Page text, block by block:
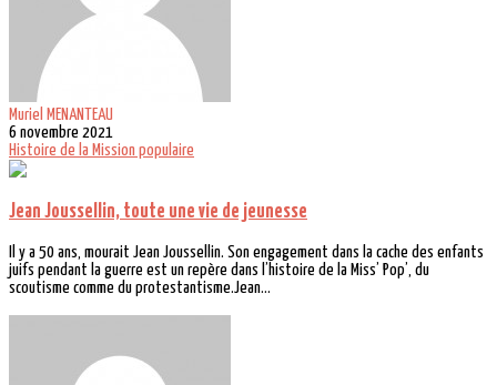
Muriel MENANTEAU
6 novembre 2021
Histoire de la Mission populaire
Jean Joussellin, toute une vie de jeunesse
Il y a 50 ans, mourait Jean Joussellin. Son engagement dans la cache des enfants
juifs pendant la guerre est un repère dans l’histoire de la Miss’ Pop’, du
scoutisme comme du protestantisme.Jean...